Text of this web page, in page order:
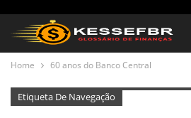
Home 60 anos do Banco Central
Etiqueta De Navegação